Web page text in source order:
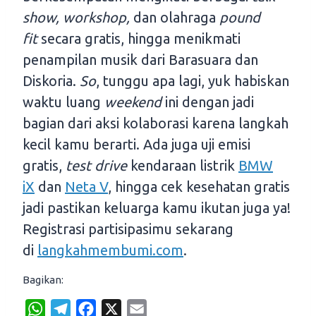
show, workshop, dan olahraga pound
fitsecara gratis, hingga menikmati
penampilan musik dari Barasuara dan
Diskoria. So, tunggu apa lagi, yuk habiskan
waktu luang weekendini dengan jadi
bagian dari aksi kolaborasi karena langkah
kecil kamu berarti. Ada juga uji emisi
gratis, test drivekendaraan listrik BMW
iX dan Neta V, hingga cek kesehatan gratis
jadi pastikan keluarga kamu ikutan juga ya!
Registrasi partisipasimu sekarang
di langkahmembumi.com.
Bagikan:
W